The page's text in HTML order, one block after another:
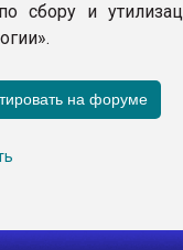
сбору и